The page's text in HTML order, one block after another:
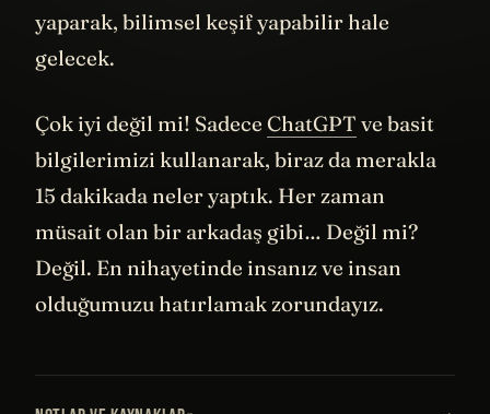
bir gün belki de, kendi kendine bu adımları
yaparak, bilimsel keşif yapabilir hale
Çok iyi değil mi! SadeceChatGPT ve basit
bilgilerimizi kullanarak, biraz da merakla
15 dakikada neler yaptık. Her zaman
müsait olan bir arkadaş gibi… Değil mi?
Değil. En nihayetinde insanız ve insan